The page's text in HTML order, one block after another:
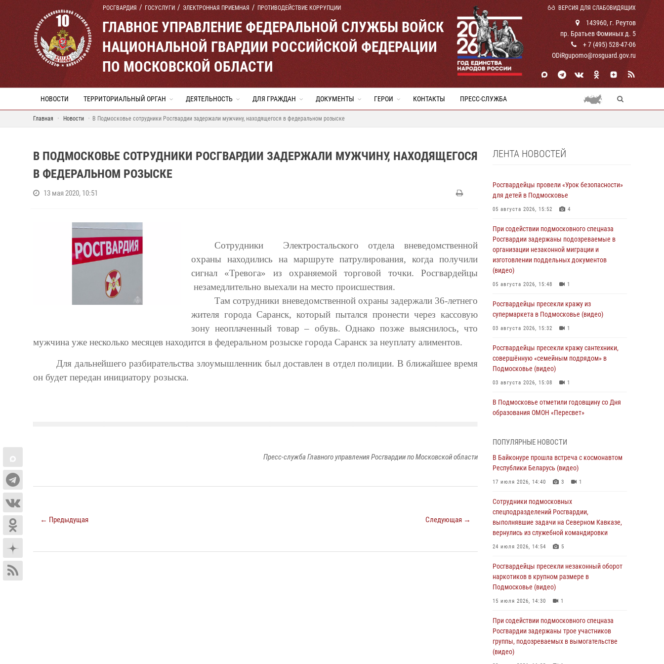
РОСГВАРДИЯ ГОСУСЛУГИ ЭЛЕКТРОННАЯ ПРИЕМНАЯ ПРОТИВОДЕЙСТВИЕ КОРРУПЦИИ ВЕРСИЯ ДЛЯ СЛАБОВИДЯЩИХ
ГЛАВНОЕ УПРАВЛЕНИЕ ФЕДЕРАЛЬНОЙ СЛУЖБЫ ВОЙСК
НАЦИОНАЛЬНОЙ ГВАРДИИ РОССИЙСКОЙ ФЕДЕРАЦИИ
ПО МОСКОВСКОЙ ОБЛАСТИ
143960, г. Реутов
пр. Братьев Фоминых д. 5
+ 7 (495) 528-47-06
ODiRgupomo@rosguard.gov.ru
НОВОСТИ ТЕРРИТОРИАЛЬНЫЙ ОРГАН ДЕЯТЕЛЬНОСТЬ ДЛЯ ГРАЖДАН ДОКУМЕНТЫ ГЕРОИ КОНТАКТЫ ПРЕСС-СЛУЖБА
Главная Новости В Подмосковье сотрудники Росгвардии задержали мужчину, находящегося в федеральном розыске
В ПОДМОСКОВЬЕ СОТРУДНИКИ РОСГВАРДИИ ЗАДЕРЖАЛИ МУЖЧИНУ, НАХОДЯЩЕГОСЯ
В ФЕДЕРАЛЬНОМ РОЗЫСКЕ
13 мая 2020, 10:51
Сотрудники Электростальского отдела вневедомственной
охраны находились на маршруте патрулирования, когда получили
сигнал «Тревога» из охраняемой торговой точки. Росгвардейцы
незамедлительно выехали на место происшествия.
Там сотрудники вневедомственной охраны задержали 36-летнего
жителя города Саранск, который пытался пронести через кассовую
зону неоплаченный товар – обувь. Однако позже выяснилось, что
мужчина уже несколько месяцев находится в федеральном розыске города Саранск за неуплату алиментов.
Для дальнейшего разбирательства злоумышленник был доставлен в отдел полиции. В ближайшее время
он будет передан инициатору розыска.
Пресс-служба Главного управления Росгвардии по Московской области
← Предыдущая Следующая →
ЛЕНТА НОВОСТЕЙ
Росгвардейцы провели «Урок безопасности»
для детей в Подмосковье
05 августа 2026, 15:52 4
При содействии подмосковного спецназа
Росгвардии задержаны подозреваемые в
организации незаконной миграции и
изготовлении поддельных документов
(видео)
05 августа 2026, 15:48 1
Росгвардейцы пресекли кражу из
супермаркета в Подмосковье (видео)
03 августа 2026, 15:32 1
Росгвардейцы пресекли кражу сантехники,
совершённую «семейным подрядом» в
Подмосковье (видео)
03 августа 2026, 15:08 1
В Подмосковье отметили годовщину со Дня
образования ОМОН «Пересвет»
Офицер подмосковного главка Росгвардии
стал гостем эфира «Радио 1»
01 августа 2026, 17:57
подозреваемого в краже на крупную сумму в
Подмосковье
31 июля 2026, 13:00
Росгвардейцы задержали подозреваемых в
(видео)
31 июля 2026, 09:00
В Главном управлении Росгвардии по
торжественное собрание, посвященное
юбилею образования региональной
общественной организации ветеранов войск
правопорядка (видео)
ПОПУЛЯРНЫЕ НОВОСТИ
В Байконуре прошла встреча с космонавтом
Республики Беларусь (видео)
17 июля 2026, 14:40 3 1
Сотрудники подмосковных
спецподразделений Росгвардии,
выполнявшие задачи на Северном Кавказе,
вернулись из служебной командировки
24 июля 2026, 14:54 5
Росгвардейцы пресекли незаконный оборот
наркотиков в крупном размере в
Подмосковье (видео)
15 июля 2026, 14:30 1
При содействии подмосковного спецназа
Росгвардии задержаны трое участников
группы, подозреваемых в вымогательстве
(видео)